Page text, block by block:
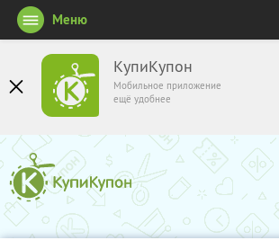
КупиКупон
Мобильное приложение
ещё удобнее
Меню